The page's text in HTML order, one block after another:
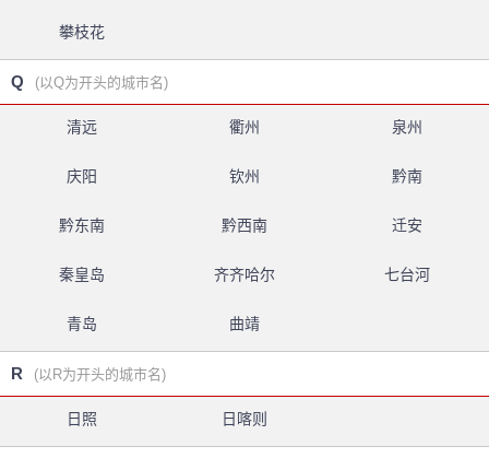
攀枝花
Q (以Q为开头的城市名)
清远 衢州 泉州
庆阳 钦州 黔南
黔东南 黔西南 迁安
秦皇岛 齐齐哈尔 七台河
青岛 曲靖
R (以R为开头的城市名)
日照 日喀则